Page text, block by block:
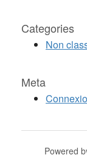
Categories
Non
Meta
Powered